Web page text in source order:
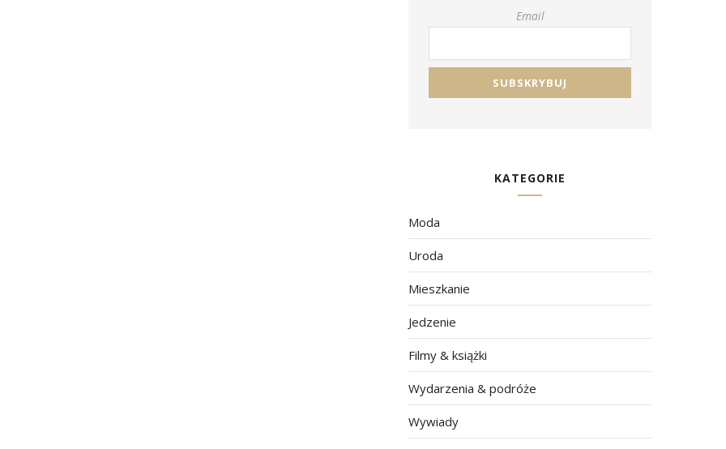
Email
KATEGORIE
Moda
Uroda
Mieszkanie
Jedzenie
Filmy & książki
Wydarzenia & podróże
Wywiady